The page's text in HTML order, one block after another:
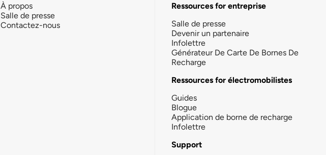
À propos
Salle de presse
Contactez-nous
Ressources for entreprise
Salle de presse
Devenir un partenaire
Infolettre
Générateur De Carte De Bornes De
Recharge
Ressources for électromobilistes
Guides
Blogue
Application de borne de recharge
Infolettre
Support